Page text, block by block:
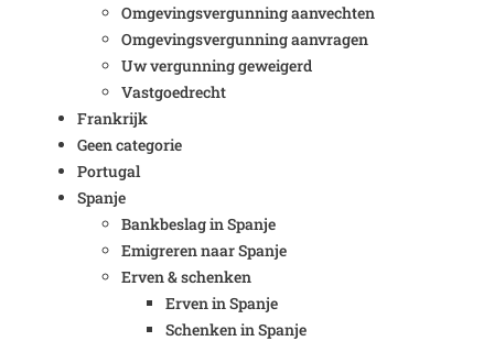
Omgevingsvergunning aanvechten
Omgevingsvergunning aanvragen
Uw vergunning geweigerd
Vastgoedrecht
Frankrijk
Geen categorie
Portugal
Spanje
Bankbeslag in Spanje
Emigreren naar Spanje
Erven & schenken
Erven in Spanje
Schenken in Spanje